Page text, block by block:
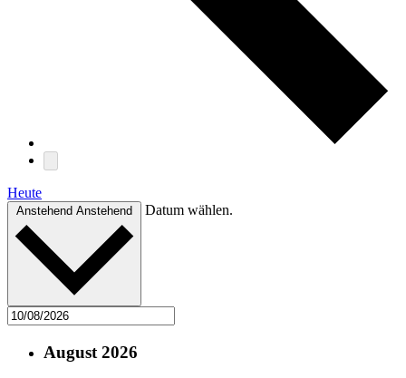
Heute
Anstehend Anstehend Datum wählen.
August 2026